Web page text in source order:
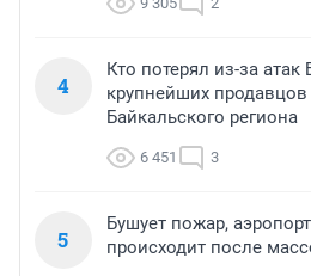
4
Кто потерял из-за
крупнейших
Байкальского региона
6 451 3
5
Бушует пожар,
происходит после